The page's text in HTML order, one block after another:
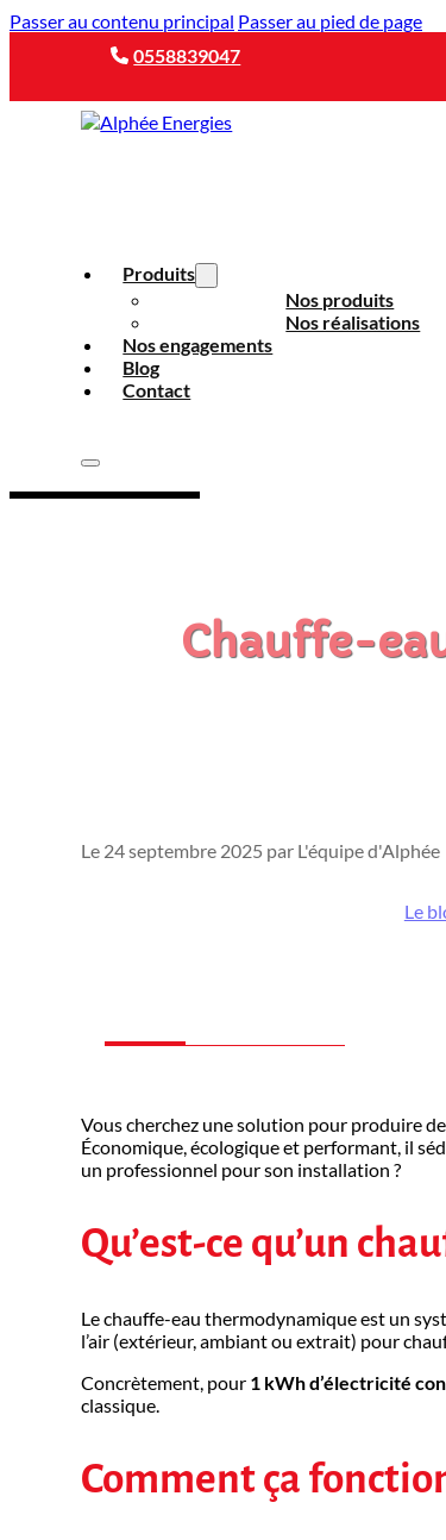
Passer au contenu principal Passer au pied de page
0558839047
Produits
Nos produits
Nos réalisations
Nos engagements
Blog
Contact
Chauffe-
Le 24 septembre 2025 par L'équipe d'Alphée
Le
Vous cherchez une solution pour produire
Économique, écologique et performant, il
un professionnel pour son installation ?
Qu’est-ce qu’un
Le chauffe-eau thermodynamique est un
l’air (extérieur, ambiant ou extrait) pour
Concrètement, pour 1 kWh d’électricité
classique.
Comment ça